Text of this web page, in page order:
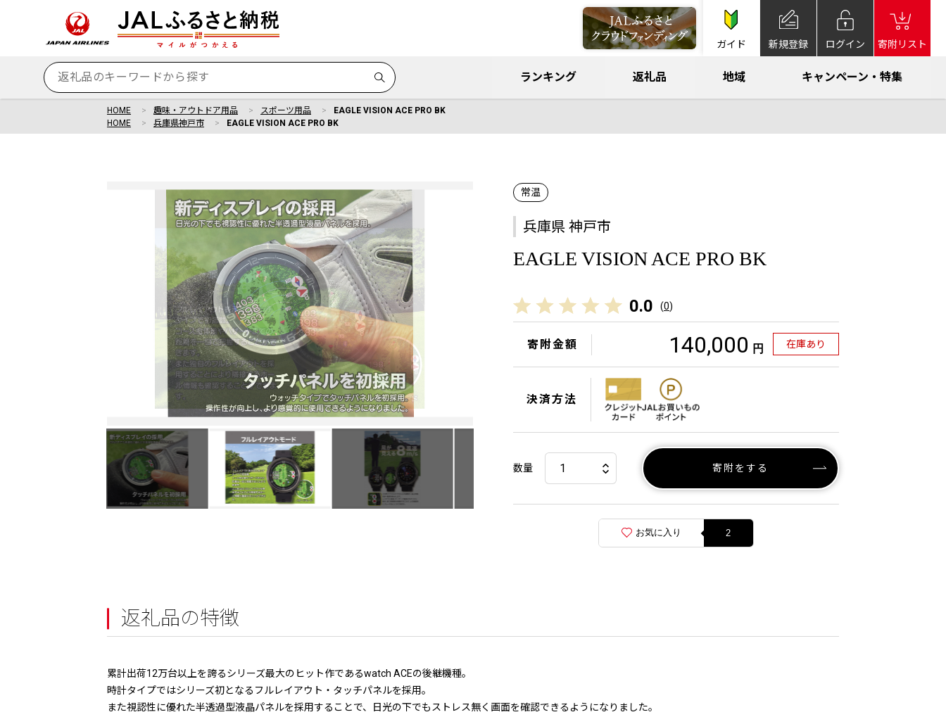
ガイド 新規登録 ログイン 寄附リスト
ランキング 返礼品 地域 キャンペーン・特集
HOME 趣味・アウトドア用品 スポーツ用品
EAGLE VISION ACE PRO BK
HOME
兵庫県神戸市 EAGLE VISION ACE PRO BK
常温
兵庫県 神戸市
EAGLE VISION ACE PRO BK
0.0 (0)
寄附金額 140,000 円 在庫あり
決済方法
数量 寄附をする
お気に入り 2
返礼品の特徴
累計出荷12万台以上を誇るシリーズ最大のヒット作であるwatch ACEの後継機種。
時計タイプではシリーズ初となるフルレイアウト・タッチパネルを採用。
また視認性に優れた半透過型液晶パネルを採用することで、日光の下でもストレス無く画面を確認できるようになりました。